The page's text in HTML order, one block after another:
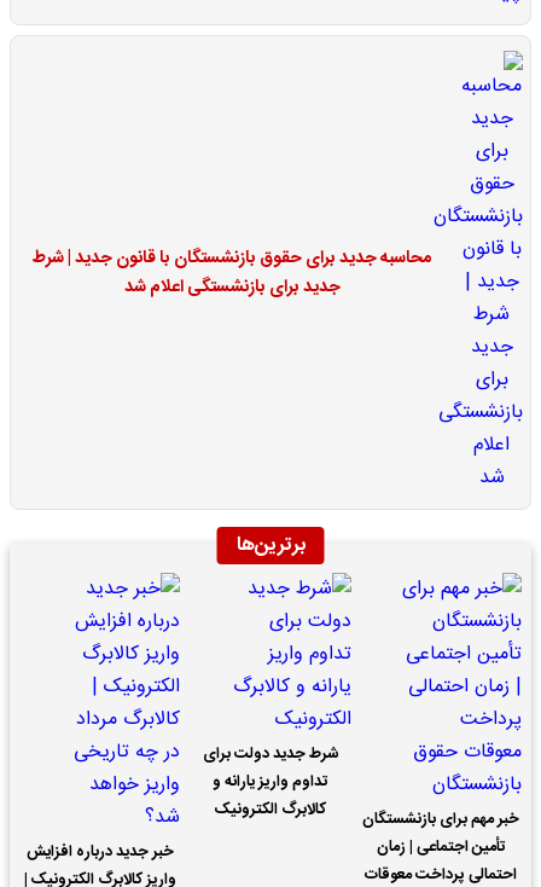
محاسبه جدید برای حقوق بازنشستگان با قانون جدید | شرط
جدید برای بازنشستگی اعلام شد
برترین‌ها
خبر مهم برای بازنشستگان
تأمین اجتماعی | زمان
احتمالی پرداخت معوقات
شرط جدید دولت برای
تداوم واریز یارانه و
کالابرگ الکترونیک
خبر جدید درباره افزایش
واریز کالابرگ الکترونیک |